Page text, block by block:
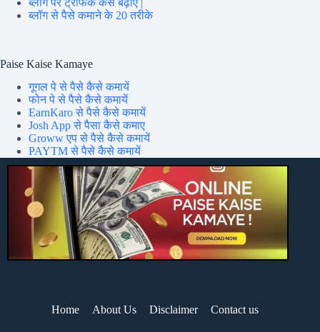
ब्लॉग से पैसे कमाने के 20 तरीके
Paise Kaise Kamaye
गूगल पे से पैसे कैसे कमायें
फोन पे से पैसे कैसे कमायें
EarnKaro से पैसे कैसे कमायें
Josh App से पैसा कैसे कमाए
Groww एप से पैसे कैसे कमायें
PAYTM से पैसे कैसे कमायें
Home About Us Disclaimer Contact us